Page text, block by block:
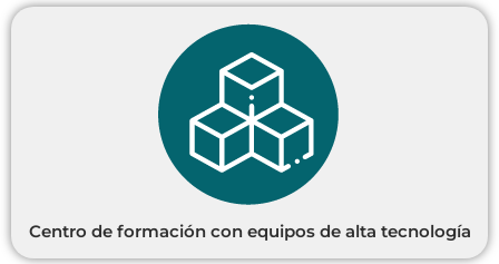
Centro de formación con equipos de alta tecnología